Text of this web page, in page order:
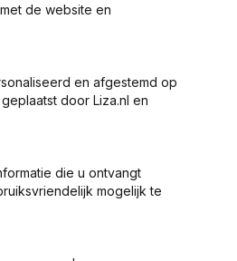
de website en
en afgestemd op
door Liza.nl en
die u ontvangt
mogelijk te